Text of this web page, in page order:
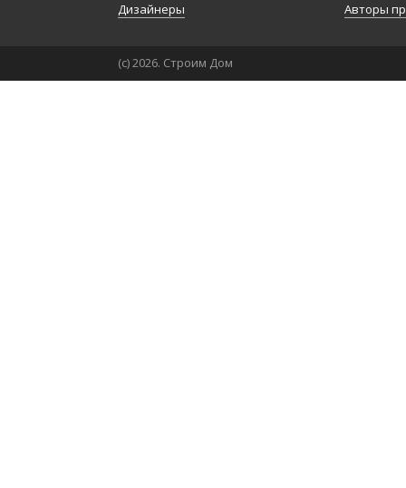
Дизайнеры
Авторы
(с) 2026. Строим Дом